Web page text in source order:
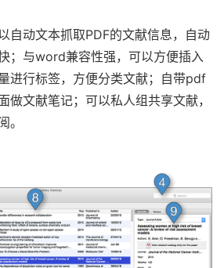
自动文本抓取PDF的文献信息，自动
；与word兼容性强，可以方便插入
进行标签，方便分类文献；自带pdf
做文献笔记；可以私人组共享文献，
。